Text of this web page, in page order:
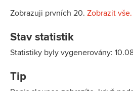
Zobrazuji prvních 20. Zobrazit vše.
Stav statistik
Statistiky byly vygenerovány:
Tip